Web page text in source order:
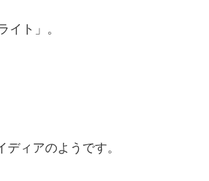
ト」。
ィアのようです。